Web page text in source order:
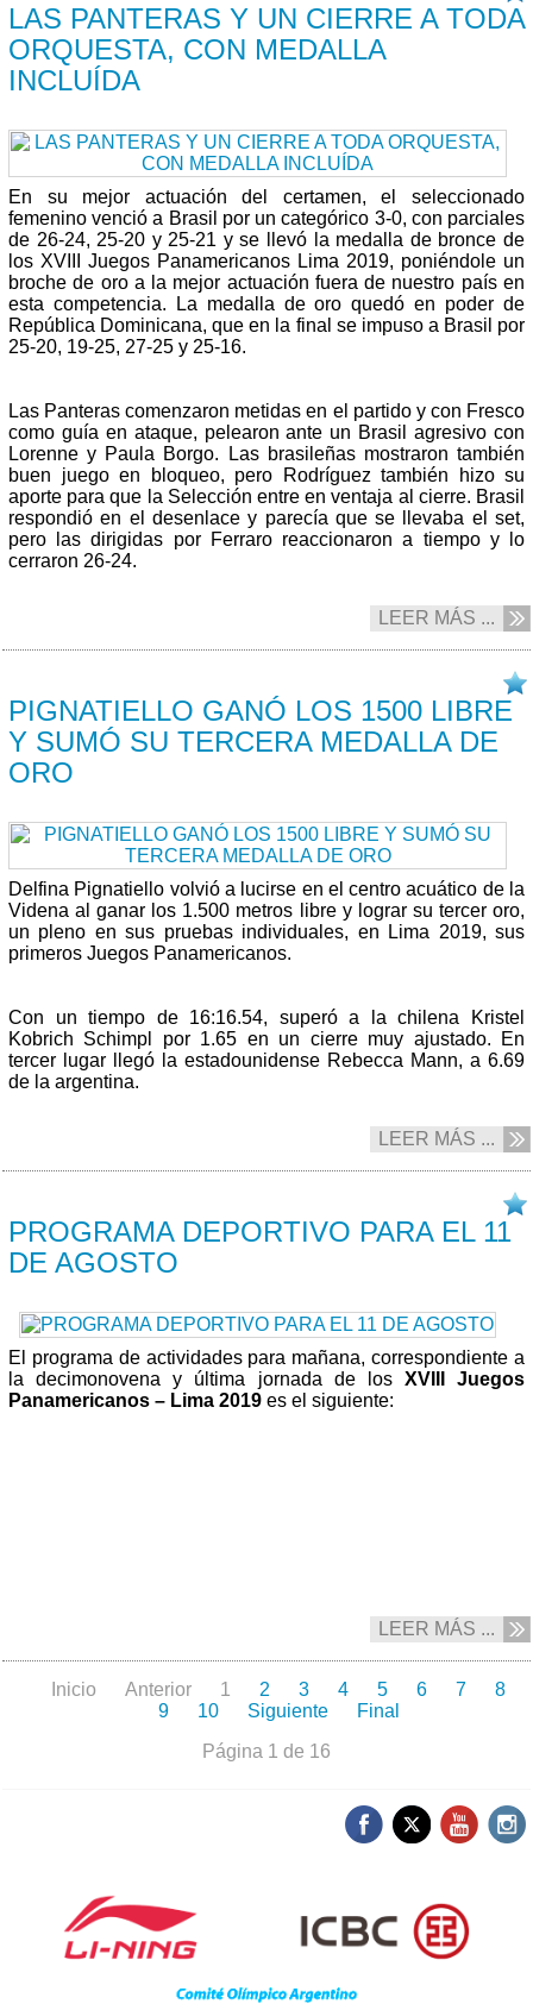
LAS PANTERAS Y UN CIERRE A TODA
ORQUESTA, CON MEDALLA
INCLUÍDA
En su mejor actuación del certamen, el seleccionado
femenino venció a Brasil por un categórico 3-0, con parciales
de 26-24, 25-20 y 25-21 y se llevó la medalla de bronce de
los XVIII Juegos Panamericanos Lima 2019, poniéndole un
broche de oro a la mejor actuación fuera de nuestro país en
esta competencia. La medalla de oro quedó en poder de
República Dominicana, que en la final se impuso a Brasil por
25-20, 19-25, 27-25 y 25-16.
Las Panteras comenzaron metidas en el partido y con Fresco
como guía en ataque, pelearon ante un Brasil agresivo con
Lorenne y Paula Borgo. Las brasileñas mostraron también
buen juego en bloqueo, pero Rodríguez también hizo su
aporte para que la Selección entre en ventaja al cierre. Brasil
respondió en el desenlace y parecía que se llevaba el set,
pero las dirigidas por Ferraro reaccionaron a tiempo y lo
cerraron 26-24.
LEER MÁS ...
PIGNATIELLO GANÓ LOS 1500 LIBRE
Y SUMÓ SU TERCERA MEDALLA DE
ORO
Delfina Pignatiello volvió a lucirse en el centro acuático de la
Videna al ganar los 1.500 metros libre y lograr su tercer oro,
un pleno en sus pruebas individuales, en Lima 2019, sus
primeros Juegos Panamericanos.
Con un tiempo de 16:16.54, superó a la chilena Kristel
Kobrich Schimpl por 1.65 en un cierre muy ajustado. En
tercer lugar llegó la estadounidense Rebecca Mann, a 6.69
de la argentina.
LEER MÁS ...
PROGRAMA DEPORTIVO PARA EL 11
DE AGOSTO
El programa de actividades para mañana, correspondiente a
la decimonovena y última jornada de los XVIII Juegos
Panamericanos – Lima 2019 es el siguiente:
LEER MÁS ...
Inicio Anterior 1 2 3 4 5 6 7
8
9
10 Siguiente
Final
Página 1 de 16